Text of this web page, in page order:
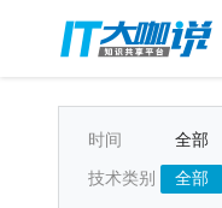
时间 全部
技术类别 全部